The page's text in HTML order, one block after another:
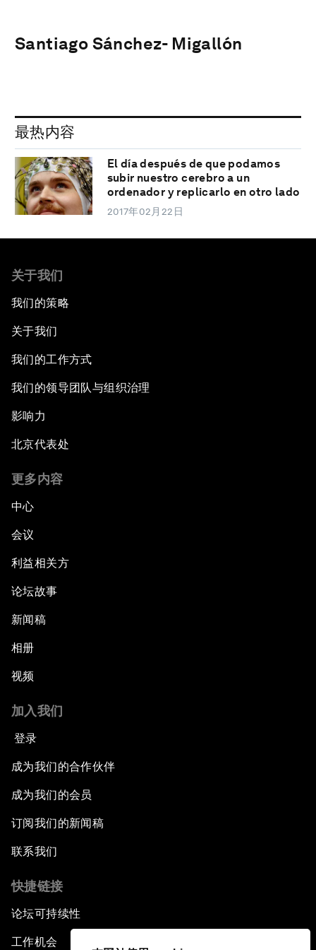
Santiago Sánchez- Migallón
最热内容
El día después de que podamos
subir nuestro cerebro a un
ordenador y replicarlo en otro lado
2017年02月22日
关于我们
我们的策略
关于我们
我们的工作方式
我们的领导团队与组织治理
影响力
北京代表处
更多内容
中心
会议
利益相关方
论坛故事
新闻稿
相册
视频
加入我们
登录
成为我们的合作伙伴
成为我们的会员
订阅我们的新闻稿
联系我们
快捷链接
论坛可持续性
工作机会